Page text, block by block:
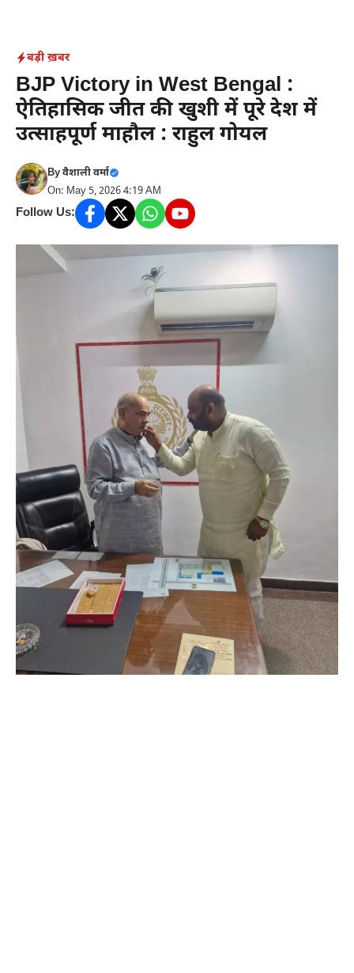
content
बड़ी ख़बर
BJP Victory in West Bengal :
ऐतिहासिक जीत की खुशी में पूरे देश में
उत्साहपूर्ण माहौल : राहुल गोयल
Byवैशाली वर्मा
On: May 5, 2026 4:19 AM
Follow Us: